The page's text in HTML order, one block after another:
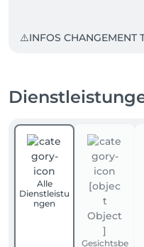
⚠️INFOS CHANGEMENT
Merci de votre
Alle
Dienstleistu
ngen
Gesichtsbe